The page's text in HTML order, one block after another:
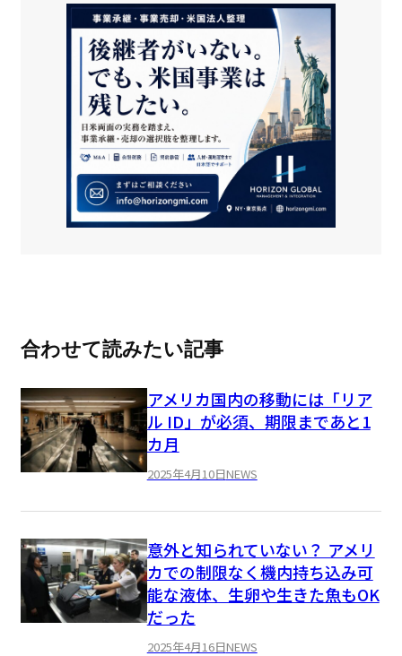
合わせて読みたい記事
アメリカ国内の移動には「リア
ル ID」が必須、期限まであと1
カ月
2025年4月10日NEWS
意外と知られていない？ アメリ
カでの制限なく機内持ち込み可
能な液体、生卵や生きた魚もOK
だった
2025年4月16日NEWS